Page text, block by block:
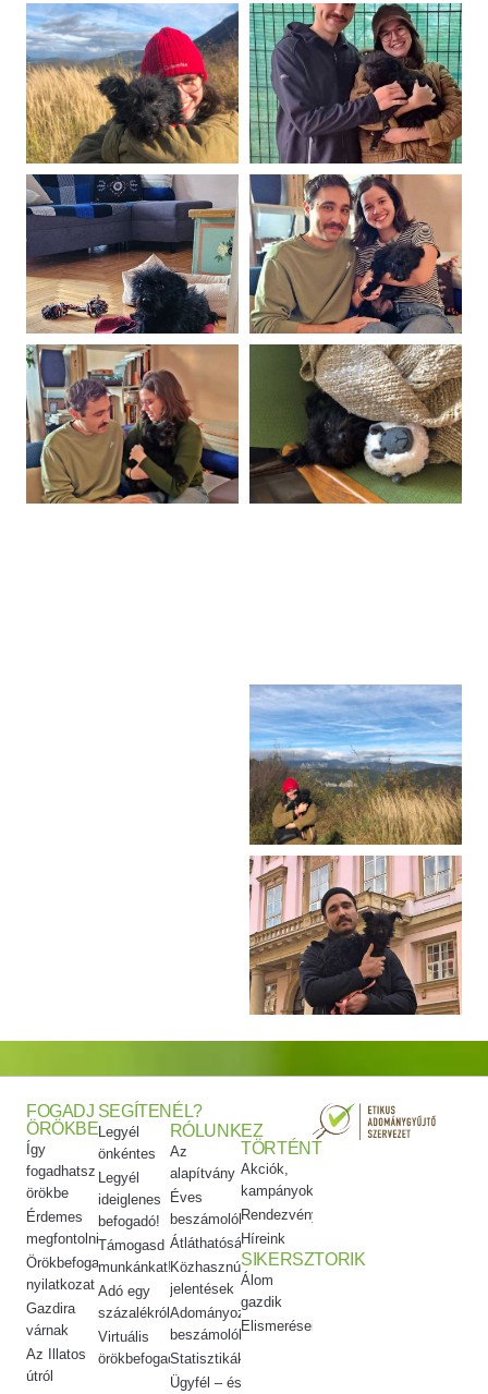
FOGADJ
ÖRÖKBE
Így
fogadhatsz
örökbe
Érdemes
megfontolni
Örökbefogadói
nyilatkozat
Gazdira
várnak
Az Illatos
útról
SEGÍTENÉL?
Legyél
önkéntes
Legyél
ideiglenes
befogadó!
Támogasd
munkánkat!
Adó egy
százalékról
Virtuális
örökbefogadás
RÓLUNK
Az
alapítvány
Éves
beszámolók
Átláthatóság
Közhasznúsági
jelentések
Adományozási
beszámolók
Statisztikák
Ügyfél – és
EZ
TÖRTÉNT
Akciók,
kampányok
Rendezvényeink
Híreink
SIKERSZTORIK
Álom
gazdik
Elismeréseink